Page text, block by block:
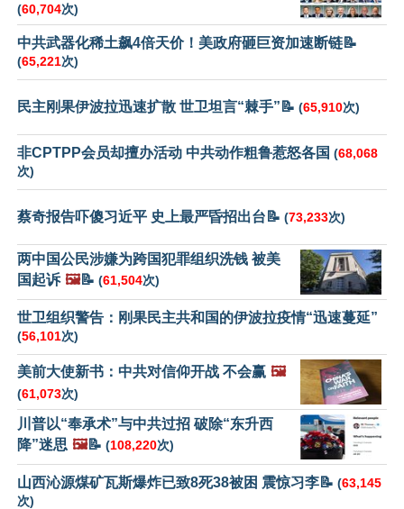
(60,704次)
中共武器化稀土飙4倍天价！美政府砸巨资加速断链📝
(65,221次)
民主刚果伊波拉迅速扩散 世卫坦言“棘手”📝 (65,910次)
非CPTPP会员却擅办活动 中共动作粗鲁惹怒各国 (68,068
次)
蔡奇报告吓傻习近平 史上最严昏招出台📝 (73,233次)
两中国公民涉嫌为跨国犯罪组织洗钱 被美
国起诉 🖼️📝 (61,504次)
世卫组织警告：刚果民主共和国的伊波拉疫情“迅速蔓延”
(56,101次)
美前大使新书：中共对信仰开战 不会赢 🖼️
(61,073次)
川普以“奉承术”与中共过招 破除“东升西
降”迷思 🖼️📝 (108,220次)
山西沁源煤矿瓦斯爆炸已致8死38被困 震惊习李📝 (63,145
次)